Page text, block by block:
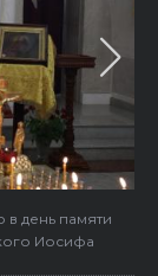
день памяти
Иосифа